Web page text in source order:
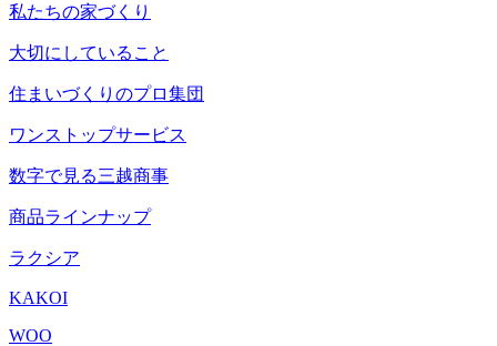
私たちの家づくり
大切にしていること
住まいづくりのプロ集団
ワンストップサービス
数字で見る三越商事
商品ラインナップ
ラクシア
KAKOI
WOO